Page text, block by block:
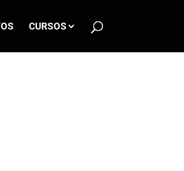
CURSOS